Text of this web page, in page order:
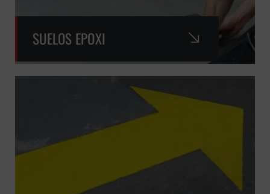
SUELOS EPOXI